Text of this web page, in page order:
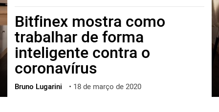
русский
한국어
العربية
ไทย
ქართული
Bitfinex mostra como
trabalhar de forma
inteligente contra o
coronavírus
Bruno Lugarini • 18 de março de 2020